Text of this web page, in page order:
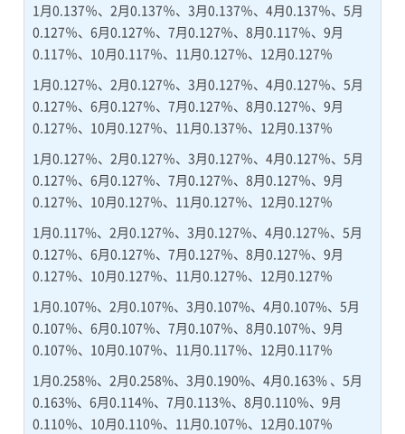
1月0.137％、2月0.137％、3月0.137％、4月0.137％、5月
0.127％、6月0.127％、7月0.127％、8月0.117％、9月
0.117％、10月0.117％、11月0.127％、12月0.127％
1月0.127％、2月0.127％、3月0.127％、4月0.127％、5月
0.127％、6月0.127％、7月0.127％、8月0.127％、9月
0.127％、10月0.127％、11月0.137％、12月0.137％
1月0.127％、2月0.127％、3月0.127％、4月0.127％、5月
0.127％、6月0.127％、7月0.127％、8月0.127％、9月
0.127％、10月0.127％、11月0.127％、12月0.127％
1月0.117%、2月0.127％、3月0.127％、4月0.127％、5月
0.127％、6月0.127％、7月0.127％、8月0.127％、9月
0.127％、10月0.127％、11月0.127％、12月0.127％
1月0.107%、2月0.107%、3月0.107%、4月0.107%、5月
0.107％、6月0.107％、7月0.107％、8月0.107％、9月
0.107％、10月0.107％、11月0.117％、12月0.117％
1月0.258%、2月0.258%、3月0.190%、4月0.163% 、5月
0.163%、6月0.114%、7月0.113％、8月0.110％、9月
0.110％、10月0.110％、11月0.107％、12月0.107％